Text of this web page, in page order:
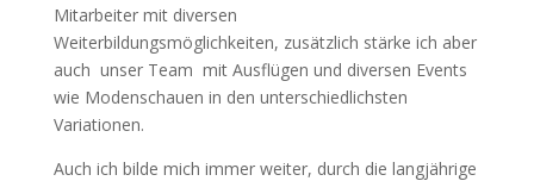
Mitarbeiter mit diversen
Weiterbildungsmöglichkeiten, zusätzlich stärke ich aber
auch unser Team mit Ausflügen und diversen Events
wie Modenschauen in den unterschiedlichsten
Variationen.
Auch ich bilde mich immer weiter, durch die langjährige